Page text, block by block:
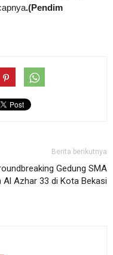
.(Pendim
Berita berikutnya
Gedung SMA
Al Azhar 33 di Kota Bekasi